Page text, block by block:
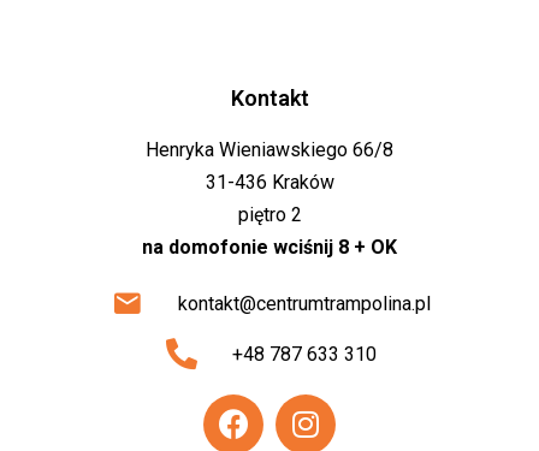
Kontakt
Henryka Wieniawskiego 66/8
31-436 Kraków
piętro 2
na domofonie wciśnij 8 + OK
kontakt@centrumtrampolina.pl
+48 787 633 310